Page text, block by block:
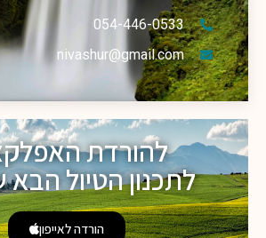
054-446-0533
nivashur@gmail.com
להורדת
לתכנון הטיול
הורדה לאייפון